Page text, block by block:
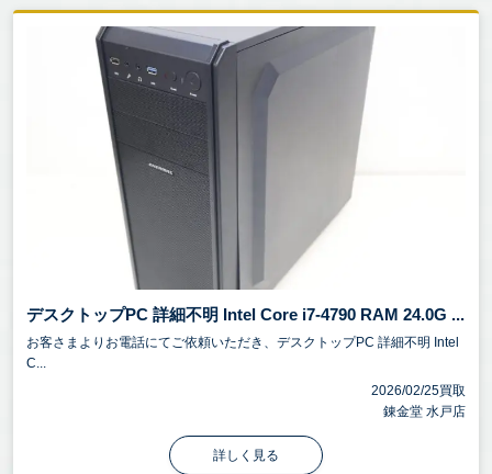
デスクトップPC 詳細不明 Intel Core i7-4790 RAM 24.0G ...
お客さまよりお電話にてご依頼いただき、デスクトップPC 詳細不明 Intel
C...
2026/02/25買取
錬金堂 水戸店
詳しく見る